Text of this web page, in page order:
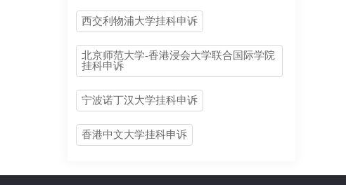
西交利物浦大学挂科申诉
北京师范大学-香港浸会大学联合国际学院
挂科申诉
宁波诺丁汉大学挂科申诉
香港中文大学挂科申诉